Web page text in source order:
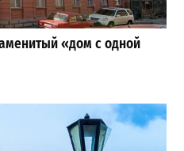
«дом с одной